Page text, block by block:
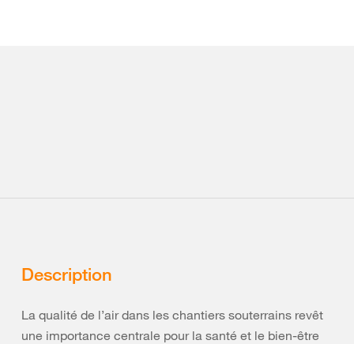
Description
La qualité de l’air dans les chantiers souterrains revêt
une importance centrale pour la santé et le bien-être